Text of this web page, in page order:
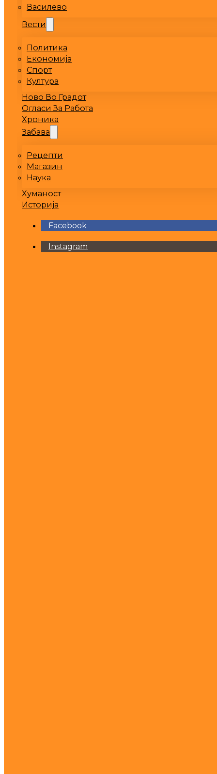
Василево
Вести
Политика
Економија
Спорт
Култура
Ново Во Градот
Огласи За Работа
Хроника
Забава
Рецепти
Магазин
Наука
Хуманост
Историја
Facebook
Instagram